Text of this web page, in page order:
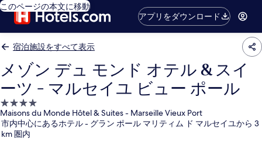
このページの本文に移動
アプリをダウンロード
宿泊施設をすべて表示
メゾン デュ モンド オテル & スイ
ーツ - マルセイユ ビュー ポール
4.0
つ
星
Maisons du Monde Hôtel & Suites - Marseille Vieux Port
市内中心にあるホテル - グラン ポール マリティム ド マルセイユから 3
km 圏内